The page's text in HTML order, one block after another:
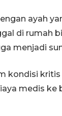
ayah
di rumah
menjadi
kondisi
medis